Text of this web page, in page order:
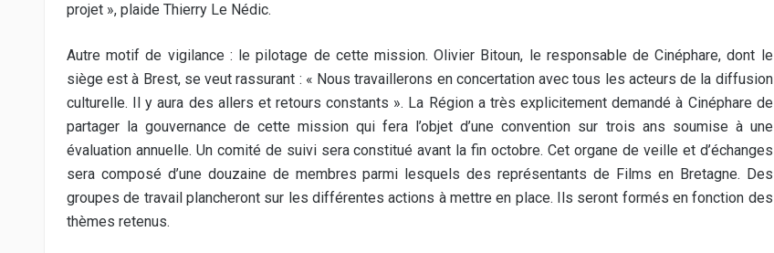
projet », plaide Thierry Le Nédic.
Autre motif de vigilance : le pilotage de cette mission. Olivier Bitoun, le responsable de Cinéphare, dont le
siège est à Brest, se veut rassurant : « Nous travaillerons en concertation avec tous les acteurs de la diffusion
culturelle. Il y aura des allers et retours constants ». La Région a très explicitement demandé à Cinéphare de
partager la gouvernance de cette mission qui fera l’objet d’une convention sur trois ans soumise à une
évaluation annuelle. Un comité de suivi sera constitué avant la fin octobre. Cet organe de veille et d’échanges
sera composé d’une douzaine de membres parmi lesquels des représentants de Films en Bretagne. Des
groupes de travail plancheront sur les différentes actions à mettre en place. Ils seront formés en fonction des
thèmes retenus.